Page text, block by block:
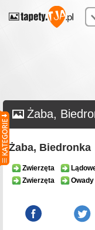
Żaba,
Żaba, Biedronka
Zwierzęta
Zwierzęta
Owady